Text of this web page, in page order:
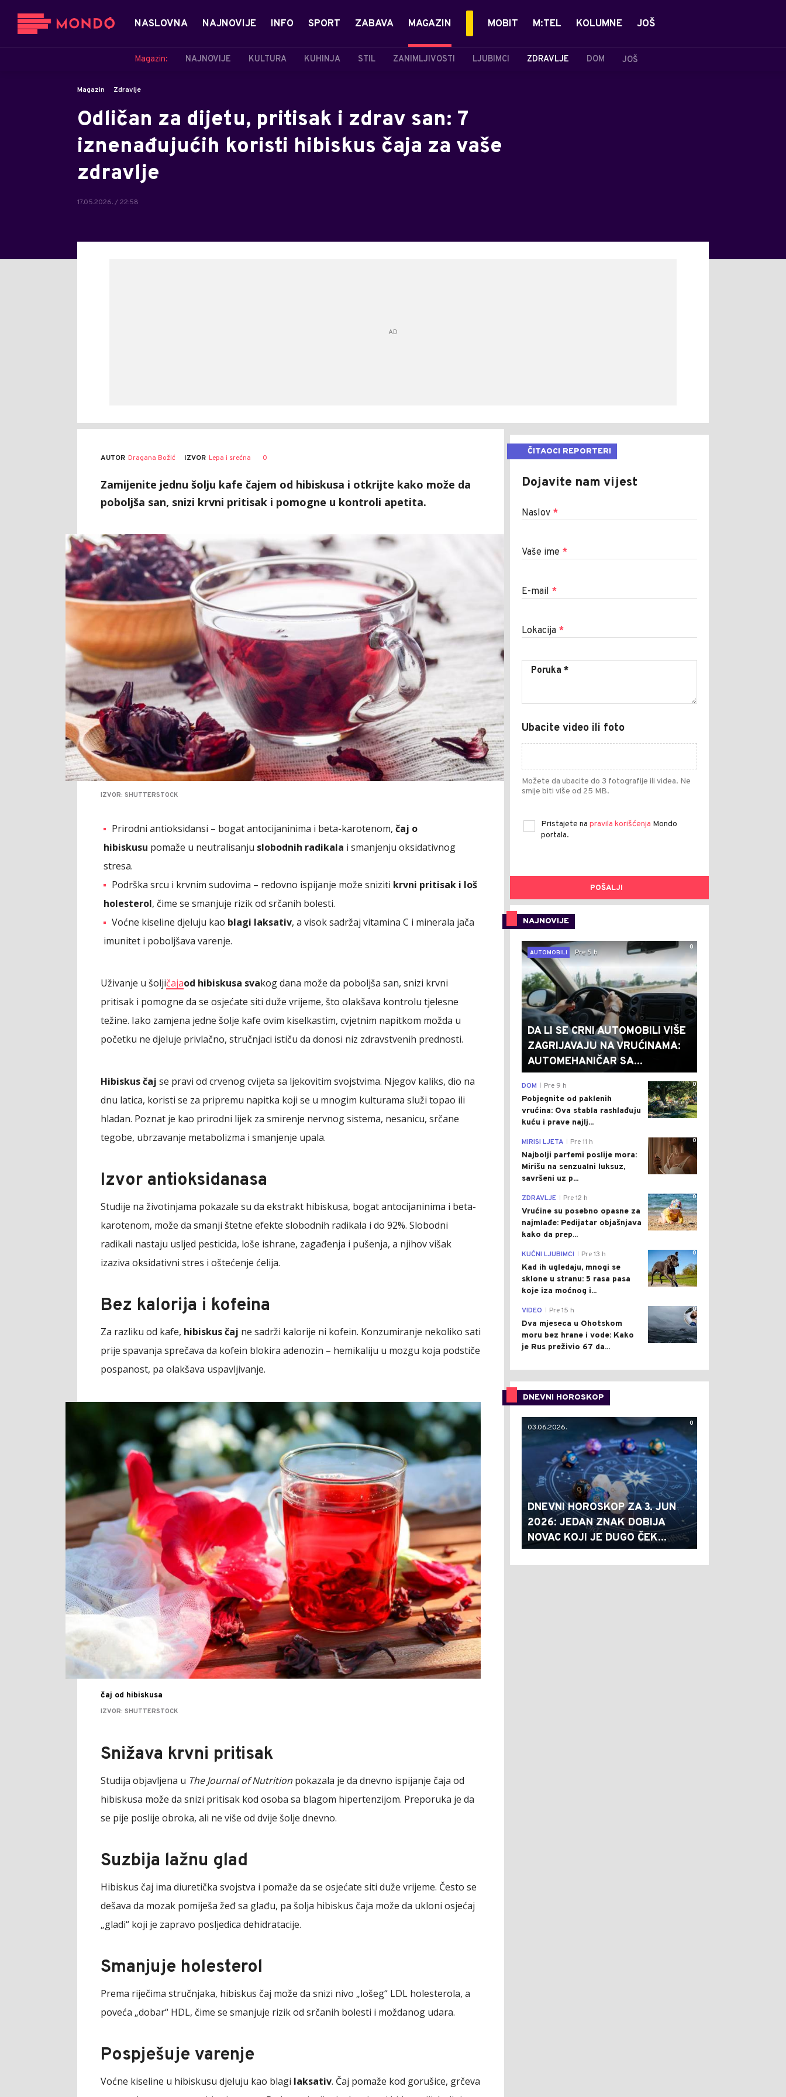
NASLOVNA NAJNOVIJE INFO SPORT ZABAVA MAGAZIN
Magazin: NAJNOVIJE KULTURA KUHINJA STIL ZANIMLJIVOSTI LJUBIMCI ZDRAVLJE DOM JOŠ
MOBIT M:TEL KOLUMNE JOŠ
Magazin Zdravlje
Odličan za dijetu, pritisak i zdrav san: 7
iznenađujućih koristi hibiskus čaja za vaše
zdravlje
17.05.2026. / 22:58
AUTOR Dragana Božić IZVOR Lepa i srećna 0
Zamijenite jednu šolju kafe čajem od hibiskusa i otkrijte kako može da
poboljša san, snizi krvni pritisak i pomogne u kontroli apetita.
IZVOR: SHUTTERSTOCK
Prirodni antioksidansi – bogat antocijaninima i beta-karotenom, čaj o
hibiskusu pomaže u neutralisanju slobodnih radikala i smanjenju oksidativnog
stresa.
Podrška srcu i krvnim sudovima – redovno ispijanje može sniziti krvni pritisak i loš
holesterol, čime se smanjuje rizik od srčanih bolesti.
Voćne kiseline djeluju kao blagi laksativ, a visok sadržaj vitamina C i minerala jača
imunitet i poboljšava varenje.
Uživanje u šoljičajaod hibiskusa svakog dana može da poboljša san, snizi krvni
pritisak i pomogne da se osjećate siti duže vrijeme, što olakšava kontrolu tjelesne
težine. Iako zamjena jedne šolje kafe ovim kiselkastim, cvjetnim napitkom možda u
početku ne djeluje privlačno, stručnjaci ističu da donosi niz zdravstvenih prednosti.
Hibiskus čaj se pravi od crvenog cvijeta sa ljekovitim svojstvima. Njegov kaliks, dio na
dnu latica, koristi se za pripremu napitka koji se u mnogim kulturama služi topao ili
hladan. Poznat je kao prirodni lijek za smirenje nervnog sistema, nesanicu, srčane
tegobe, ubrzavanje metabolizma i smanjenje upala.
Izvor antioksidanasa
Studije na životinjama pokazale su da ekstrakt hibiskusa, bogat antocijaninima i beta-
karotenom, može da smanji štetne efekte slobodnih radikala i do 92%. Slobodni
radikali nastaju usljed pesticida, loše ishrane, zagađenja i pušenja, a njihov višak
izaziva oksidativni stres i oštećenje ćelija.
Bez kalorija i kofeina
Za razliku od kafe, hibiskus čaj ne sadrži kalorije ni kofein. Konzumiranje nekoliko sati
prije spavanja sprečava da kofein blokira adenozin – hemikaliju u mozgu koja podstiče
pospanost, pa olakšava uspavljivanje.
čaj od hibiskusa
IZVOR: SHUTTERSTOCK
Snižava krvni pritisak
Studija objavljena u The Journal of Nutrition pokazala je da dnevno ispijanje čaja od
hibiskusa može da snizi pritisak kod osoba sa blagom hipertenzijom. Preporuka je da
se pije poslije obroka, ali ne više od dvije šolje dnevno.
Suzbija lažnu glad
Hibiskus čaj ima diuretička svojstva i pomaže da se osjećate siti duže vrijeme. Često se
dešava da mozak pomiješa žeđ sa glađu, pa šolja hibiskus čaja može da ukloni osjećaj
„gladi“ koji je zapravo posljedica dehidratacije.
Smanjuje holesterol
Prema riječima stručnjaka, hibiskus čaj može da snizi nivo „lošeg“ LDL holesterola, a
poveća „dobar“ HDL, čime se smanjuje rizik od srčanih bolesti i moždanog udara.
Pospješuje varenje
Voćne kiseline u hibiskusu djeluju kao blagi laksativ. Čaj pomaže kod gorušice, grčeva
ČITAOCI REPORTERI
Dojavite nam vijest
Naslov *
Vaše ime *
E-mail *
Lokacija *
Ubacite video ili foto
Možete da ubacite do 3 fotografije ili videa. Ne
smije biti više od 25 MB.
Pristajete na pravila korišćenja Mondo
portala.
POŠALJI
NAJNOVIJE
0
AUTOMOBILI
Pre 5 h
DA LI SE CRNI AUTOMOBILI VIŠE
ZAGRIJAVAJU NA VRUĆINAMA:
AUTOMEHANIČAR SA...
0
DOM Pre 9 h
Pobjegnite od paklenih
vrućina: Ova stabla rashlađuju
kuću i prave najlj...
0
MIRISI LJETA Pre 11 h
Najbolji parfemi poslije mora:
Mirišu na senzualni luksuz,
savršeni uz p...
0
ZDRAVLJE Pre 12 h
Vrućine su posebno opasne za
najmlađe: Pedijatar objašnjava
kako da prep...
0
KUĆNI LJUBIMCI Pre 13 h
Kad ih ugledaju, mnogi se
sklone u stranu: 5 rasa pasa
koje iza moćnog i...
0
VIDEO Pre 15 h
Dva mjeseca u Ohotskom
moru bez hrane i vode: Kako
je Rus preživio 67 da...
DNEVNI HOROSKOP
0
03.06.2026.
DNEVNI HOROSKOP ZA 3. JUN
2026: JEDAN ZNAK DOBIJA
NOVAC KOJI JE DUGO ČEK...